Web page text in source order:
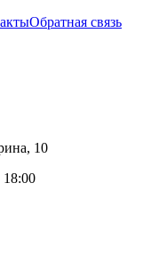
Обратная связь
10